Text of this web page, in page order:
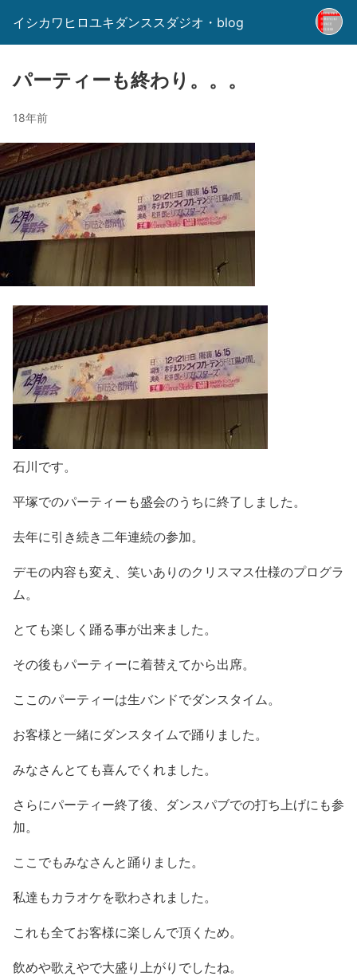
イシカワヒロユキダンススダジオ・blog
パーティーも終わり。。。
18年前
石川です。
平塚でのパーティーも盛会のうちに終了しました。
去年に引き続き二年連続の参加。
デモの内容も変え、笑いありのクリスマス仕様のプログラ
ム。
とても楽しく踊る事が出来ました。
その後もパーティーに着替えてから出席。
ここのパーティーは生バンドでダンスタイム。
お客様と一緒にダンスタイムで踊りました。
みなさんとても喜んでくれました。
さらにパーティー終了後、ダンスパブでの打ち上げにも参
加。
ここでもみなさんと踊りました。
私達もカラオケを歌わされました。
これも全てお客様に楽しんで頂くため。
飲めや歌えやで大盛り上がりでしたね。